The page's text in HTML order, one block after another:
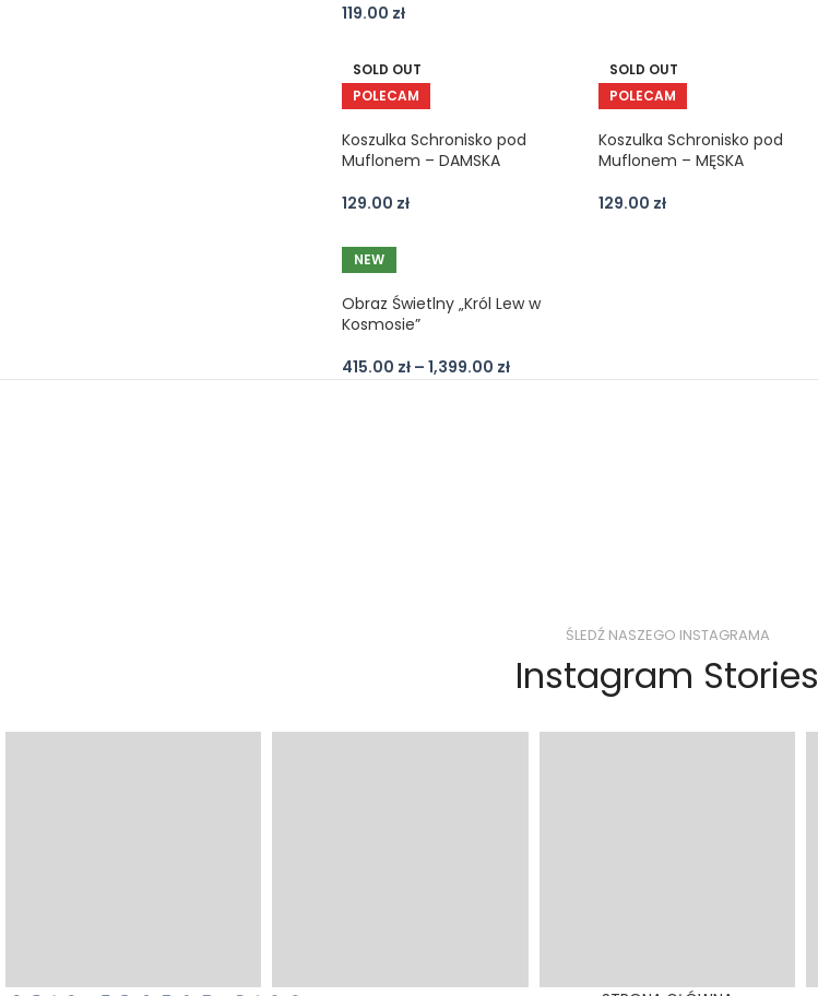
119.00 zł
SOLD OUT
POLECAM
Koszulka Schronisko pod
Muflonem – DAMSKA
129.00 zł
SOLD OUT
POLECAM
Koszulka Schronisko pod
Muflonem – MĘSKA
129.00 zł
NEW
Obraz Świetlny „Król Lew w
Kosmosie”
415.00 zł – 1,399.00 zł
ŚLEDŹ NASZEGO INSTAGRAMA
Instagram Stories